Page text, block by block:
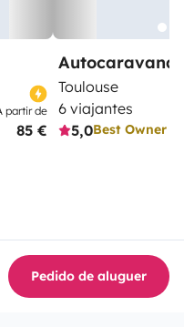
partir de
85 €
Autocaravana
Toulouse
6 viajantes
5,0Best Owner
Pedido de aluguer